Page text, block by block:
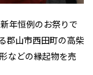
年恒例のお祭りで
郡山市西田町の高柴
などの縁起物を売